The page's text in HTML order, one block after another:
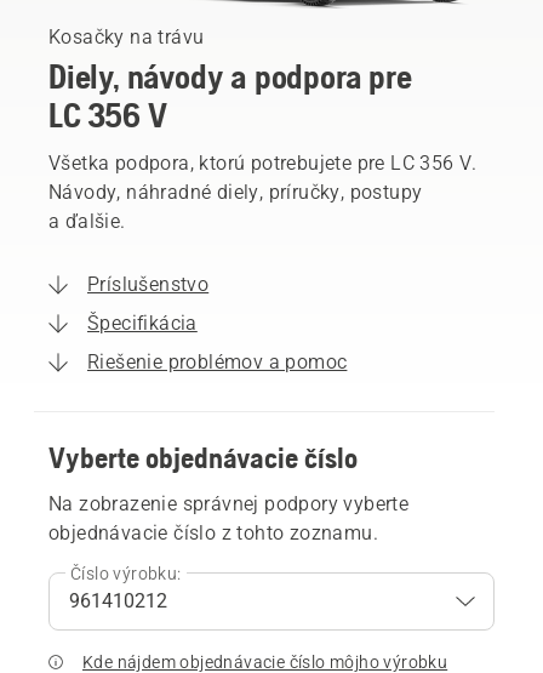
Kosačky na trávu
Diely, návody a podpora pre
LC 356 V
Všetka podpora, ktorú potrebujete pre LC 356 V.
Návody, náhradné diely, príručky, postupy
a ďalšie.
Príslušenstvo
Špecifikácia
Riešenie problémov a pomoc
Vyberte objednávacie číslo
Na zobrazenie správnej podpory vyberte
objednávacie číslo z tohto zoznamu.
Číslo výrobku:
Kde nájdem objednávacie číslo môjho výrobku